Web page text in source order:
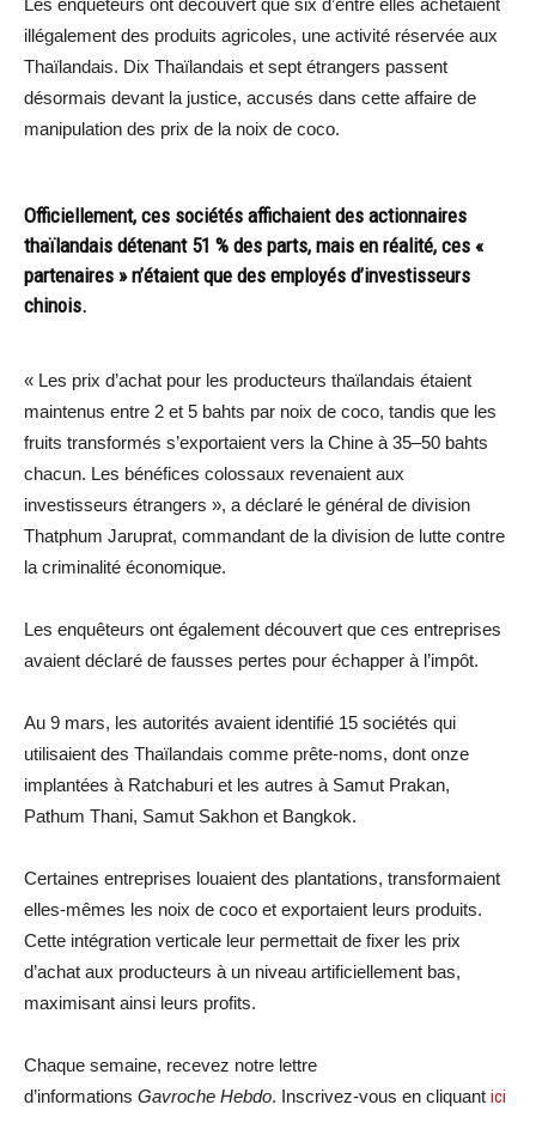
Les enquêteurs ont découvert que six d’entre elles achetaient
illégalement des produits agricoles, une activité réservée aux
Thaïlandais. Dix Thaïlandais et sept étrangers passent
désormais devant la justice, accusés dans cette affaire de
manipulation des prix de la noix de coco.
Officiellement, ces sociétés affichaient des actionnaires
thaïlandais détenant 51 % des parts, mais en réalité, ces «
partenaires » n’étaient que des employés d’investisseurs
chinois.
« Les prix d’achat pour les producteurs thaïlandais étaient
maintenus entre 2 et 5 bahts par noix de coco, tandis que les
fruits transformés s’exportaient vers la Chine à 35–50 bahts
chacun. Les bénéfices colossaux revenaient aux
investisseurs étrangers », a déclaré le général de division
Thatphum Jaruprat, commandant de la division de lutte contre
la criminalité économique.
Les enquêteurs ont également découvert que ces entreprises
avaient déclaré de fausses pertes pour échapper à l’impôt.
Au 9 mars, les autorités avaient identifié 15 sociétés qui
utilisaient des Thaïlandais comme prête-noms, dont onze
implantées à Ratchaburi et les autres à Samut Prakan,
Pathum Thani, Samut Sakhon et Bangkok.
Certaines entreprises louaient des plantations, transformaient
elles-mêmes les noix de coco et exportaient leurs produits.
Cette intégration verticale leur permettait de fixer les prix
d’achat aux producteurs à un niveau artificiellement bas,
maximisant ainsi leurs profits.
Chaque semaine, recevez notre lettre
d’informations Gavroche Hebdo. Inscrivez-vous en cliquant ici